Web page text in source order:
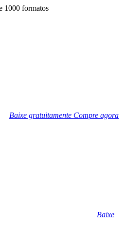
1000 formatos
Baixe gratuitamente Compre agora
Baixe